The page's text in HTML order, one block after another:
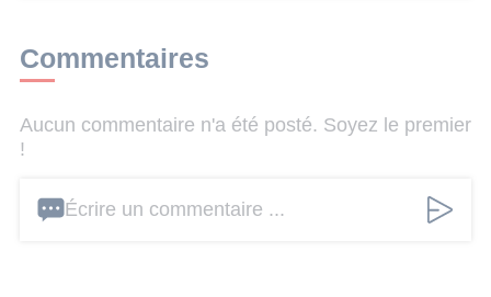
Commentaires
Aucun commentaire n'a été posté. Soyez le premier
!
Écrire un commentaire ...